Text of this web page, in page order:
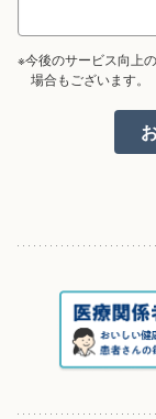
※今後のサービス向上
場合もございます。